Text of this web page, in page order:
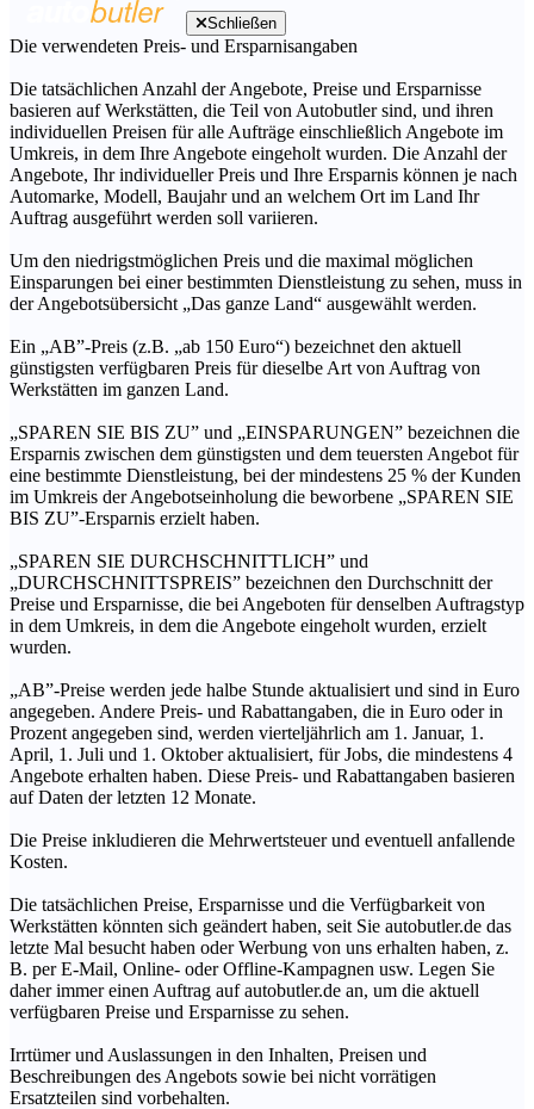
Schließen
Die verwendeten Preis- und Ersparnisangaben
Die tatsächlichen Anzahl der Angebote, Preise und Ersparnisse
basieren auf Werkstätten, die Teil von Autobutler sind, und ihren
individuellen Preisen für alle Aufträge einschließlich Angebote im
Umkreis, in dem Ihre Angebote eingeholt wurden. Die Anzahl der
Angebote, Ihr individueller Preis und Ihre Ersparnis können je nach
Automarke, Modell, Baujahr und an welchem Ort im Land Ihr
Auftrag ausgeführt werden soll variieren.
Um den niedrigstmöglichen Preis und die maximal möglichen
Einsparungen bei einer bestimmten Dienstleistung zu sehen, muss in
der Angebotsübersicht „Das ganze Land“ ausgewählt werden.
Ein „AB”-Preis (z.B. „ab 150 Euro“) bezeichnet den aktuell
günstigsten verfügbaren Preis für dieselbe Art von Auftrag von
Werkstätten im ganzen Land.
„SPAREN SIE BIS ZU” und „EINSPARUNGEN” bezeichnen die
Ersparnis zwischen dem günstigsten und dem teuersten Angebot für
eine bestimmte Dienstleistung, bei der mindestens 25 % der Kunden
im Umkreis der Angebotseinholung die beworbene „SPAREN SIE
BIS ZU”-Ersparnis erzielt haben.
„SPAREN SIE DURCHSCHNITTLICH” und
„DURCHSCHNITTSPREIS” bezeichnen den Durchschnitt der
Preise und Ersparnisse, die bei Angeboten für denselben Auftragstyp
in dem Umkreis, in dem die Angebote eingeholt wurden, erzielt
wurden.
„AB”-Preise werden jede halbe Stunde aktualisiert und sind in Euro
angegeben. Andere Preis- und Rabattangaben, die in Euro oder in
Prozent angegeben sind, werden vierteljährlich am 1. Januar, 1.
April, 1. Juli und 1. Oktober aktualisiert, für Jobs, die mindestens 4
Angebote erhalten haben. Diese Preis- und Rabattangaben basieren
auf Daten der letzten 12 Monate.
Die Preise inkludieren die Mehrwertsteuer und eventuell anfallende
Kosten.
Die tatsächlichen Preise, Ersparnisse und die Verfügbarkeit von
Werkstätten könnten sich geändert haben, seit Sie autobutler.de das
letzte Mal besucht haben oder Werbung von uns erhalten haben, z.
B. per E-Mail, Online- oder Offline-Kampagnen usw. Legen Sie
daher immer einen Auftrag auf autobutler.de an, um die aktuell
verfügbaren Preise und Ersparnisse zu sehen.
Irrtümer und Auslassungen in den Inhalten, Preisen und
Beschreibungen des Angebots sowie bei nicht vorrätigen
Ersatzteilen sind vorbehalten.